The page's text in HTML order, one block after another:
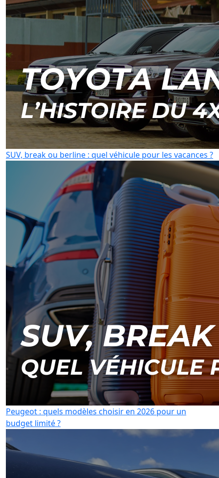
SUV, break ou berline : quel véhicule pour les vacances ?
Peugeot : quels modèles choisir en 2026 pour un
budget limité ?